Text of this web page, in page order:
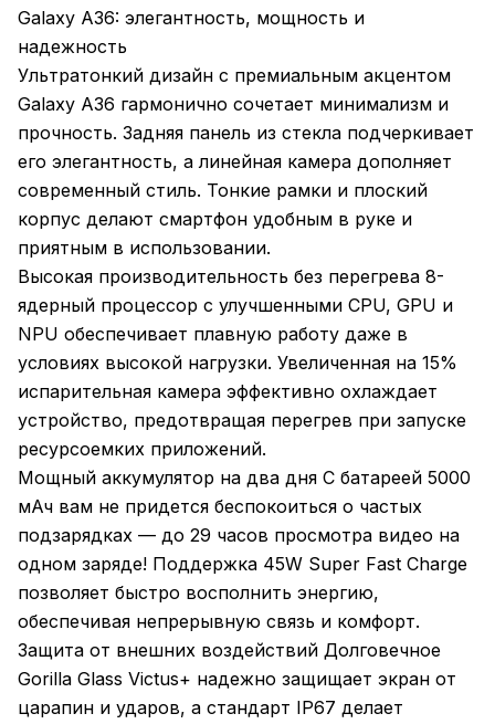
Galaxy A36: элегантность, мощность и
надежность
Ультратонкий дизайн с премиальным акцентом
Galaxy A36 гармонично сочетает минимализм и
прочность. Задняя панель из стекла подчеркивает
его элегантность, а линейная камера дополняет
современный стиль. Тонкие рамки и плоский
корпус делают смартфон удобным в руке и
приятным в использовании.
Высокая производительность без перегрева 8-
ядерный процессор с улучшенными CPU, GPU и
NPU обеспечивает плавную работу даже в
условиях высокой нагрузки. Увеличенная на 15%
испарительная камера эффективно охлаждает
устройство, предотвращая перегрев при запуске
ресурсоемких приложений.
Мощный аккумулятор на два дня С батареей 5000
мАч вам не придется беспокоиться о частых
подзарядках — до 29 часов просмотра видео на
одном заряде! Поддержка 45W Super Fast Charge
позволяет быстро восполнить энергию,
обеспечивая непрерывную связь и комфорт.
Защита от внешних воздействий Долговечное
Gorilla Glass Victus+ надежно защищает экран от
царапин и ударов, а стандарт IP67 делает